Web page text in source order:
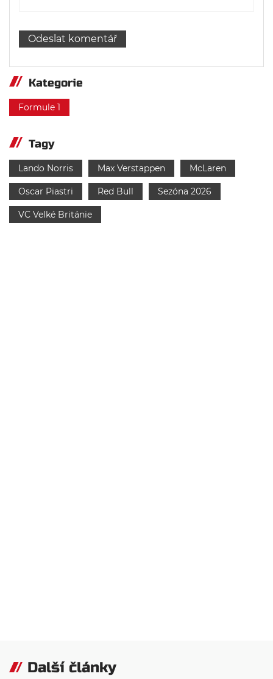
Kategorie
Formule 1
Tagy
Lando Norris Max Verstappen McLaren
Oscar Piastri Red Bull Sezóna 2026
VC Velké Británie
Další články